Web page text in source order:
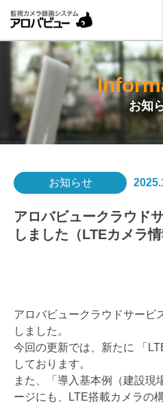
お知
お知らせ
アロバビュークラウド
しました（LTEカメラ情
アロバビュークラウドサービ
しました。
今回の更新では、新たに 「
しております。
また、「導入基本例（建設現
ージにも、LTE搭載カメラの